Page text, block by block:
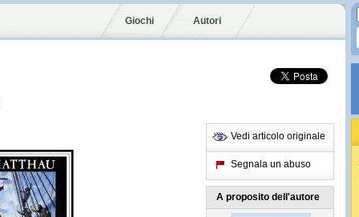
Giochi Autori
Vedi articolo originale
Segnala un abuso
A proposito dell'autore